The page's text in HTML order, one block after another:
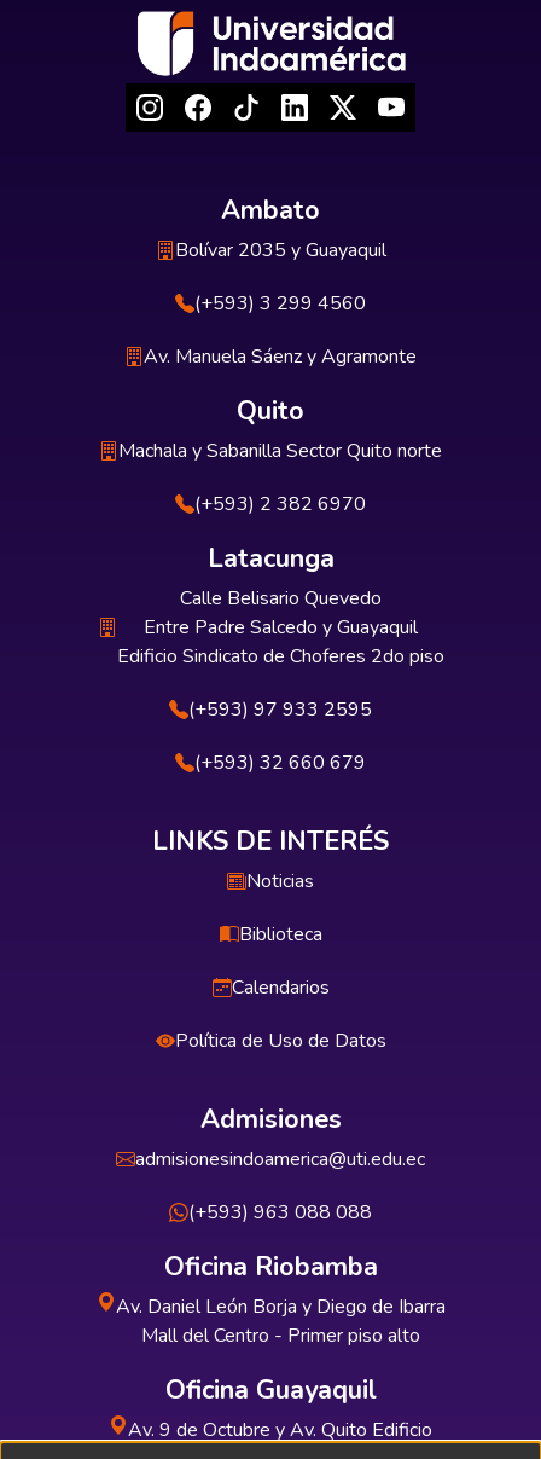
Ambato
Bolívar 2035 y Guayaquil
(+593) 3 299 4560
Av. Manuela Sáenz y Agramonte
Quito
Machala y Sabanilla Sector Quito norte
(+593) 2 382 6970
Latacunga
Calle Belisario Quevedo
Entre Padre Salcedo y Guayaquil
Edificio Sindicato de Choferes 2do piso
(+593) 97 933 2595
(+593) 32 660 679
LINKS DE INTERÉS
Noticias
Biblioteca
Calendarios
Política de Uso de Datos
Admisiones
admisionesindoamerica@uti.edu.ec
(+593) 963 088 088
Oficina Riobamba
Av. Daniel León Borja y Diego de Ibarra
Mall del Centro - Primer piso alto
Oficina Guayaquil
Av. 9 de Octubre y Av. Quito Edificio